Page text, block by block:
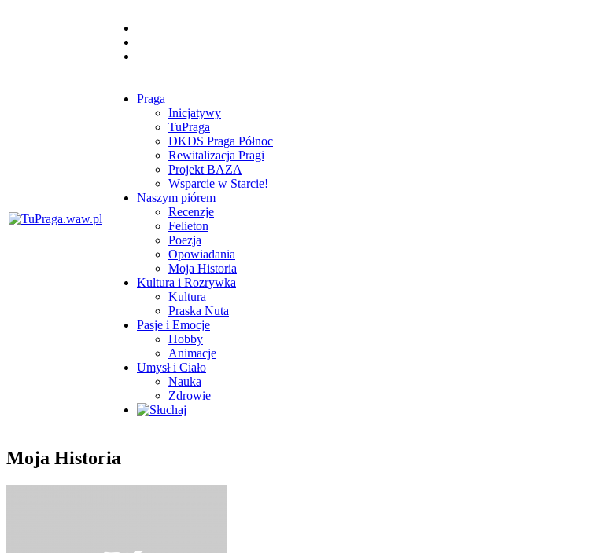
Praga
Inicjatywy
TuPraga
DKDS Praga Północ
Rewitalizacja Pragi
Projekt BAZA
Wsparcie w Starcie!
Naszym piórem
Recenzje
Felieton
Poezja
Opowiadania
Moja Historia
Kultura i Rozrywka
Kultura
Praska Nuta
Pasje i Emocje
Hobby
Animacje
Umysł i Ciało
Nauka
Zdrowie
Moja Historia